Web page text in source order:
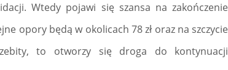
Wtedy pojawi się szansa na zakończenie
opory będą w okolicach 78 zł oraz na szczycie
to otworzy się droga do kontynuacji